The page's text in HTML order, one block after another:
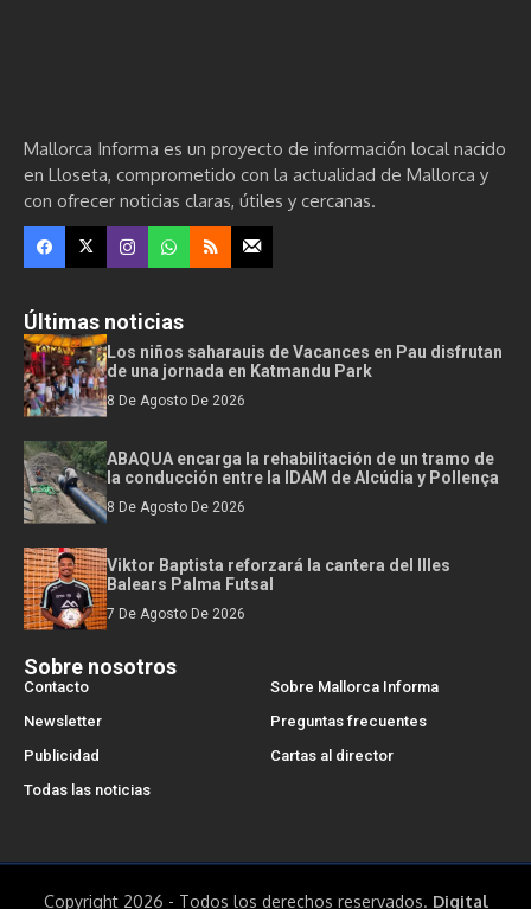
Mallorca Informa es un proyecto de información local nacido
en Lloseta, comprometido con la actualidad de Mallorca y
con ofrecer noticias claras, útiles y cercanas.
Últimas noticias
Los niños saharauis de Vacances en Pau disfrutan
de una jornada en Katmandu Park
8 De Agosto De 2026
ABAQUA encarga la rehabilitación de un tramo de
la conducción entre la IDAM de Alcúdia y Pollença
8 De Agosto De 2026
Viktor Baptista reforzará la cantera del Illes
Balears Palma Futsal
7 De Agosto De 2026
Sobre nosotros
Contacto
Sobre Mallorca Informa
Newsletter
Preguntas frecuentes
Publicidad
Cartas al director
Todas las noticias
Copyright 2026 - Todos los derechos reservados. Digital